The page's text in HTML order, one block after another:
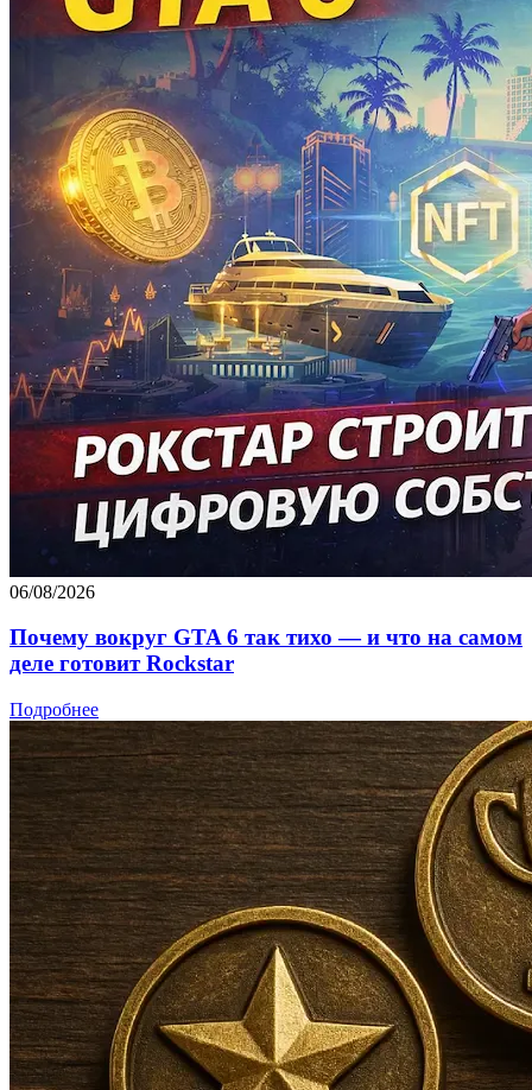
06/08/2026
Почему вокруг GTA 6 так тихо — и что на самом
деле готовит Rockstar
Подробнее